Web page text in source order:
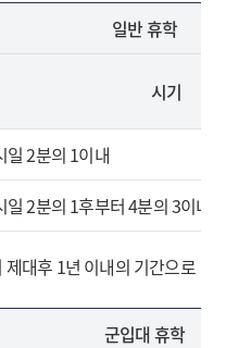
일반 휴학
시기
일 2분의 1이내
2분의 1후부터 4분의 3이내
대후 1년 이내의 기간으로
군입대 휴학